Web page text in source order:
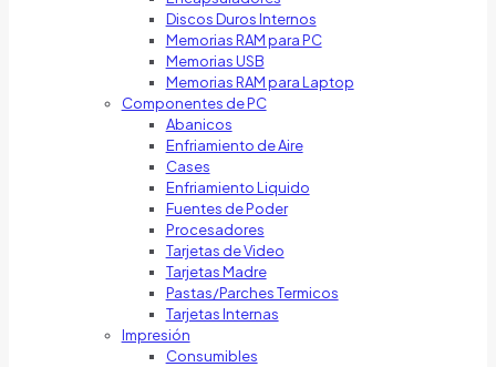
Discos Duros Internos
Memorias RAM para PC
Memorias USB
Memorias RAM para Laptop
Componentes de PC
Abanicos
Enfriamiento de Aire
Cases
Enfriamiento Liquido
Fuentes de Poder
Procesadores
Tarjetas de Video
Tarjetas Madre
Pastas/Parches Termicos
Tarjetas Internas
Impresión
Consumibles